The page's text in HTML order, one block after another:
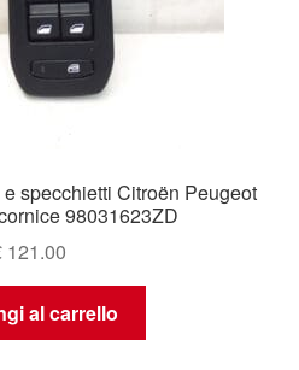
specchietti Citroën Peugeot
98031623ZD
121.00
al carrello